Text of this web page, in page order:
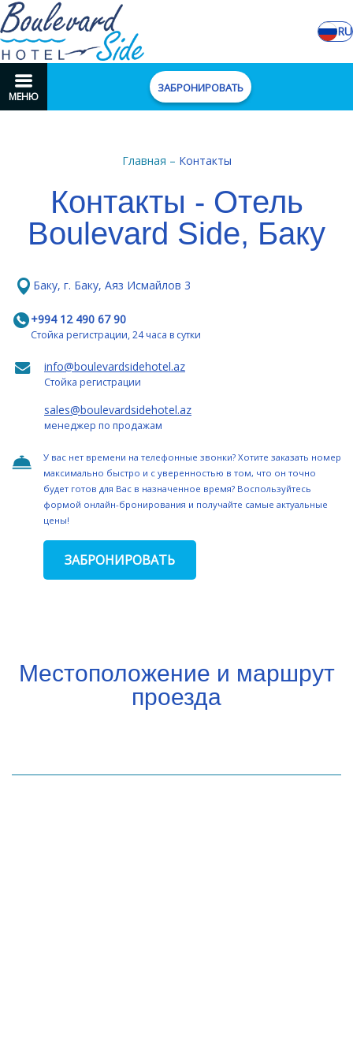
RU
МЕНЮ
ЗАБРОНИРОВАТЬ
Главная – Контакты
Контакты - Отель
Boulevard Side, Баку
Баку, г. Баку, Аяз Исмайлов 3
+994 12 490 67 90
Стойка регистрации, 24 часа в сутки
info@boulevardsidehotel.az
Стойка регистрации
sales@boulevardsidehotel.az
менеджер по продажам
У вас нет времени на телефонные звонки? Хотите заказать номер
максимально быстро и с уверенностью в том, что он точно
будет готов для Вас в назначенное время? Воспользуйтесь
формой онлайн-бронирования и получайте самые актуальные
цены!
ЗАБРОНИРОВАТЬ
Местоположение и маршрут
проезда